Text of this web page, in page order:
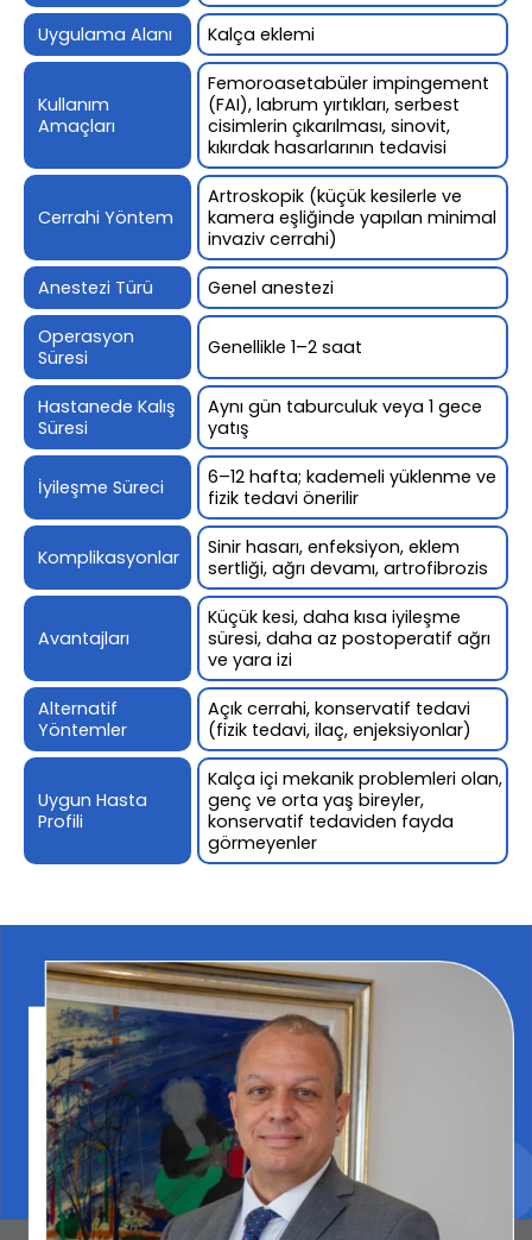
Uygulama Alanı Kalça eklemi
Kullanım
Amaçları
Femoroasetabüler impingement
(FAI), labrum yırtıkları, serbest
cisimlerin çıkarılması, sinovit,
kıkırdak hasarlarının tedavisi
Cerrahi Yöntem
Artroskopik (küçük kesilerle ve
kamera eşliğinde yapılan minimal
invaziv cerrahi)
Anestezi Türü Genel anestezi
Operasyon
Süresi
Genellikle 1–2 saat
Hastanede Kalış
Süresi
Aynı gün taburculuk veya 1 gece
yatış
İyileşme Süreci
6–12 hafta; kademeli yüklenme ve
fizik tedavi önerilir
Komplikasyonlar
Sinir hasarı, enfeksiyon, eklem
sertliği, ağrı devamı, artrofibrozis
Avantajları
Küçük kesi, daha kısa iyileşme
süresi, daha az postoperatif ağrı
ve yara izi
Alternatif
Yöntemler
Açık cerrahi, konservatif tedavi
(fizik tedavi, ilaç, enjeksiyonlar)
Uygun Hasta
Profili
Kalça içi mekanik problemleri olan,
genç ve orta yaş bireyler,
konservatif tedaviden fayda
görmeyenler